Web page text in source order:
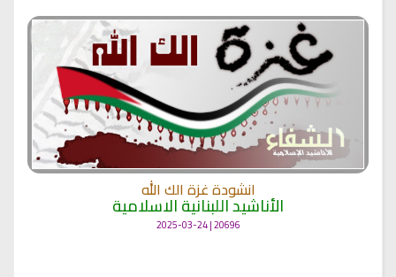
انشودة غزة الك الله
الأناشيد اللبنانية الاسلامية
20696 | 2025-03-24